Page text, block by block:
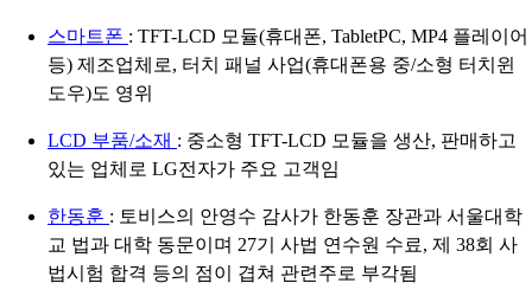
스마트폰 : TFT-LCD 모듈(휴대폰, TabletPC, MP4 플레이어
등) 제조업체로, 터치 패널 사업(휴대폰용 중/소형 터치윈
도우)도 영위
LCD 부품/소재 : 중소형 TFT-LCD 모듈을 생산, 판매하고
있는 업체로 LG전자가 주요 고객임
한동훈 : 토비스의 안영수 감사가 한동훈 장관과 서울대학
교 법과 대학 동문이며 27기 사법 연수원 수료, 제 38회 사
법시험 합격 등의 점이 겹쳐 관련주로 부각됨